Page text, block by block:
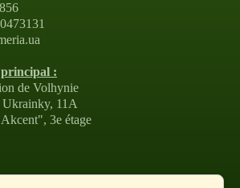
:
de Volhynie
11A
3e étage